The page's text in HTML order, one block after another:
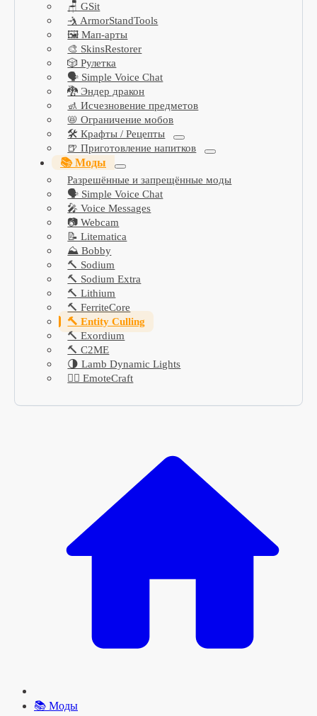
🪑 GSit
🤺 ArmorStandTools
🖼️ Мап-арты
🎨 SkinsRestorer
🎲 Рулетка
🗣️ Simple Voice Chat
🐉 Эндер дракон
🚮 Исчезновение предметов
📛 Ограничение мобов
🛠️ Крафты / Рецепты
🍺 Приготовление напитков
📚 Моды
Разрешённые и запрещённые моды
🗣️ Simple Voice Chat
🎤 Voice Messages
📷 Webcam
📝 Litematica
⛰️ Bobby
🔨 Sodium
🔨 Sodium Extra
🔨 Lithium
🔨 FerriteCore
🔨 Entity Culling
🔨 Exordium
🔨 C2ME
🌗 Lamb Dynamic Lights
🤸‍♀️ EmoteCraft
📚 Моды